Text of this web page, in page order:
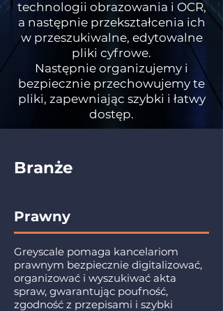
technologii obrazowania i OCR,
a następnie przekształcenia ich
w przeszukiwalne, edytowalne
pliki cyfrowe.
Następnie organizujemy i
bezpiecznie przechowujemy te
pliki, zapewniając szybki i łatwy
dostęp.
Branże
Prawny
Greyscale pomaga kancelariom
prawnym bezpiecznie digitalizować,
organizować i wyszukiwać akta
spraw, gwarantując poufność,
zgodność z przepisami i szybki